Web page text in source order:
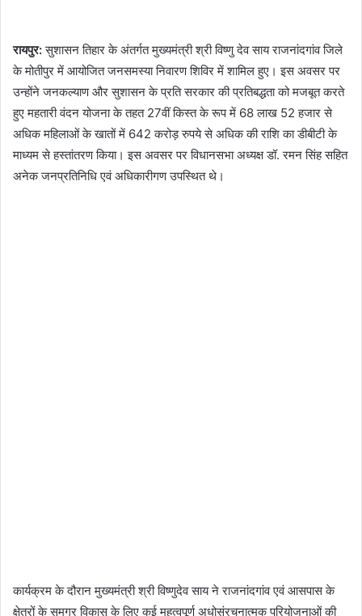
रायपुर:सुशासन तिहार के अंतर्गत मुख्यमंत्री श्री विष्णु देव साय राजनांदगांव जिले
के मोतीपुर में आयोजित जनसमस्या निवारण शिविर में शामिल हुए। इस अवसर पर
उन्होंने जनकल्याण और सुशासन के प्रति सरकार की प्रतिबद्धता को मजबूत करते
हुए महतारी वंदन योजना के तहत 27वीं किस्त के रूप में 68 लाख 52 हजार से
अधिक महिलाओं के खातों में 642 करोड़ रुपये से अधिक की राशि का डीबीटी के
माध्यम से हस्तांतरण किया। इस अवसर पर विधानसभा अध्यक्ष डॉ. रमन सिंह सहित
अनेक जनप्रतिनिधि एवं अधिकारीगण उपस्थित थे।
कार्यक्रम के दौरान मुख्यमंत्री श्री विष्णुदेव साय ने राजनांदगांव एवं आसपास के
क्षेत्रों के समग्र विकास के लिए कई महत्वपूर्ण अधोसंरचनात्मक परियोजनाओं की